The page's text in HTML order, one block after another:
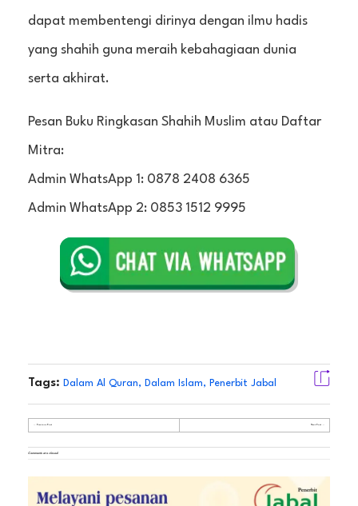
dapat membentengi dirinya dengan ilmu hadis
yang shahih guna meraih kebahagiaan dunia
serta akhirat.
Pesan Buku Ringkasan Shahih Muslim atau Daftar
Mitra:
Admin WhatsApp 1: 0878 2408 6365
Admin WhatsApp 2: 0853 1512 9995
Tags: Dalam Al Quran, Dalam Islam, Penerbit Jabal
Previous Post Next Post
Comments are closed.